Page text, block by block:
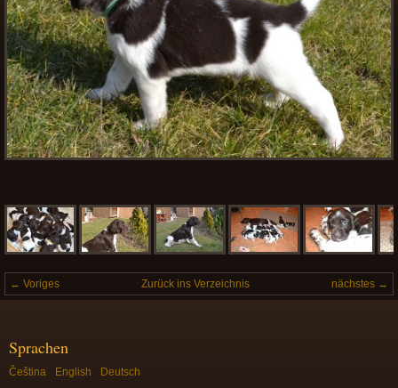
← Voriges nächstes →
Zurück ins Verzeichnis
Sprachen
Čeština English Deutsch